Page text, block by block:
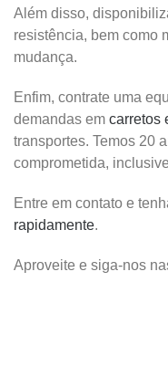
Além disso,
resistência, bem como
mudança.
Enfim, contrate uma
demandas em carretos
transportes. Temos 20
comprometida,
Entre em contato e
rapidamente.
Aproveite e siga-nos